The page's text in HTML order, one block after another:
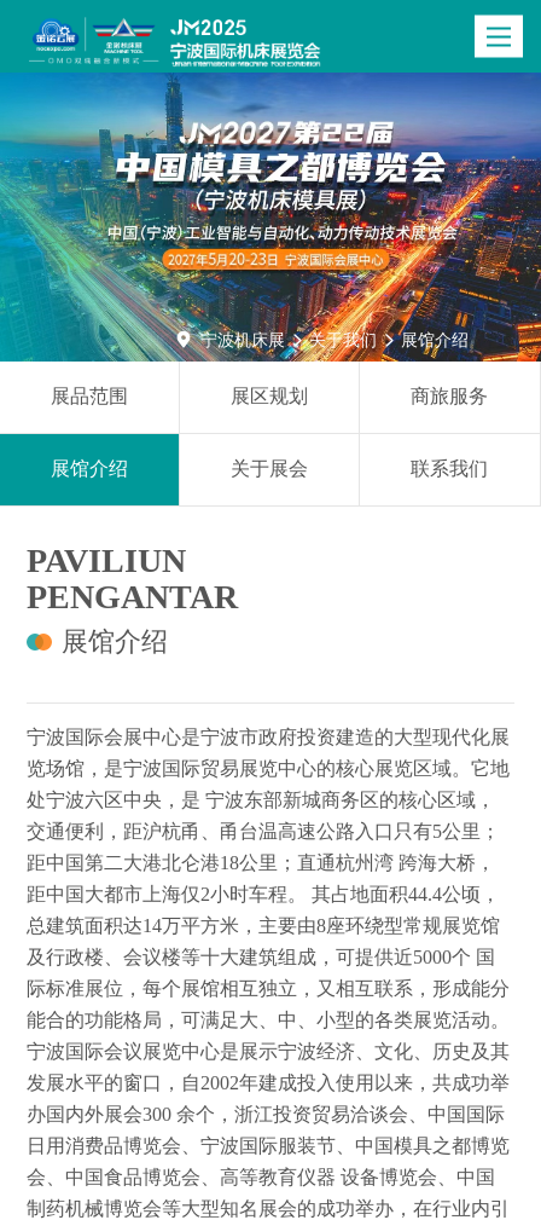
Toggle
 宁波机床展  关于我们  展馆介绍
展品范围 展区规划 商旅服务
展馆介绍 关于展会 联系我们
PAVILIUN
PENGANTAR
展馆介绍
宁波国际会展中心是宁波市政府投资建造的大型现代化展
览场馆，是宁波国际贸易展览中心的核心展览区域。它地
处宁波六区中央，是 宁波东部新城商务区的核心区域，
交通便利，距沪杭甬、甬台温高速公路入口只有5公里；
距中国第二大港北仑港18公里；直通杭州湾 跨海大桥，
距中国大都市上海仅2小时车程。 其占地面积44.4公顷，
总建筑面积达14万平方米，主要由8座环绕型常规展览馆
及行政楼、会议楼等十大建筑组成，可提供近5000个 国
际标准展位，每个展馆相互独立，又相互联系，形成能分
能合的功能格局，可满足大、中、小型的各类展览活动。
宁波国际会议展览中心是展示宁波经济、文化、历史及其
发展水平的窗口，自2002年建成投入使用以来，共成功举
办国内外展会300 余个，浙江投资贸易洽谈会、中国国际
日用消费品博览会、宁波国际服装节、中国模具之都博览
会、中国食品博览会、高等教育仪器 设备博览会、中国
制药机械博览会等大型知名展会的成功举办，在行业内引